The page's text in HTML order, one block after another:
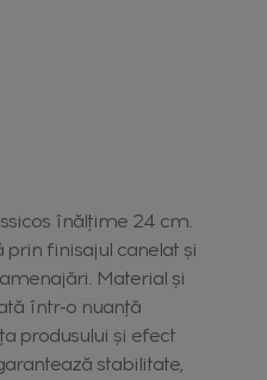
înălțime 24 cm.
prin finisajul canelat și
Material și
într-o nuanță
produsului și efect
stabilitate,